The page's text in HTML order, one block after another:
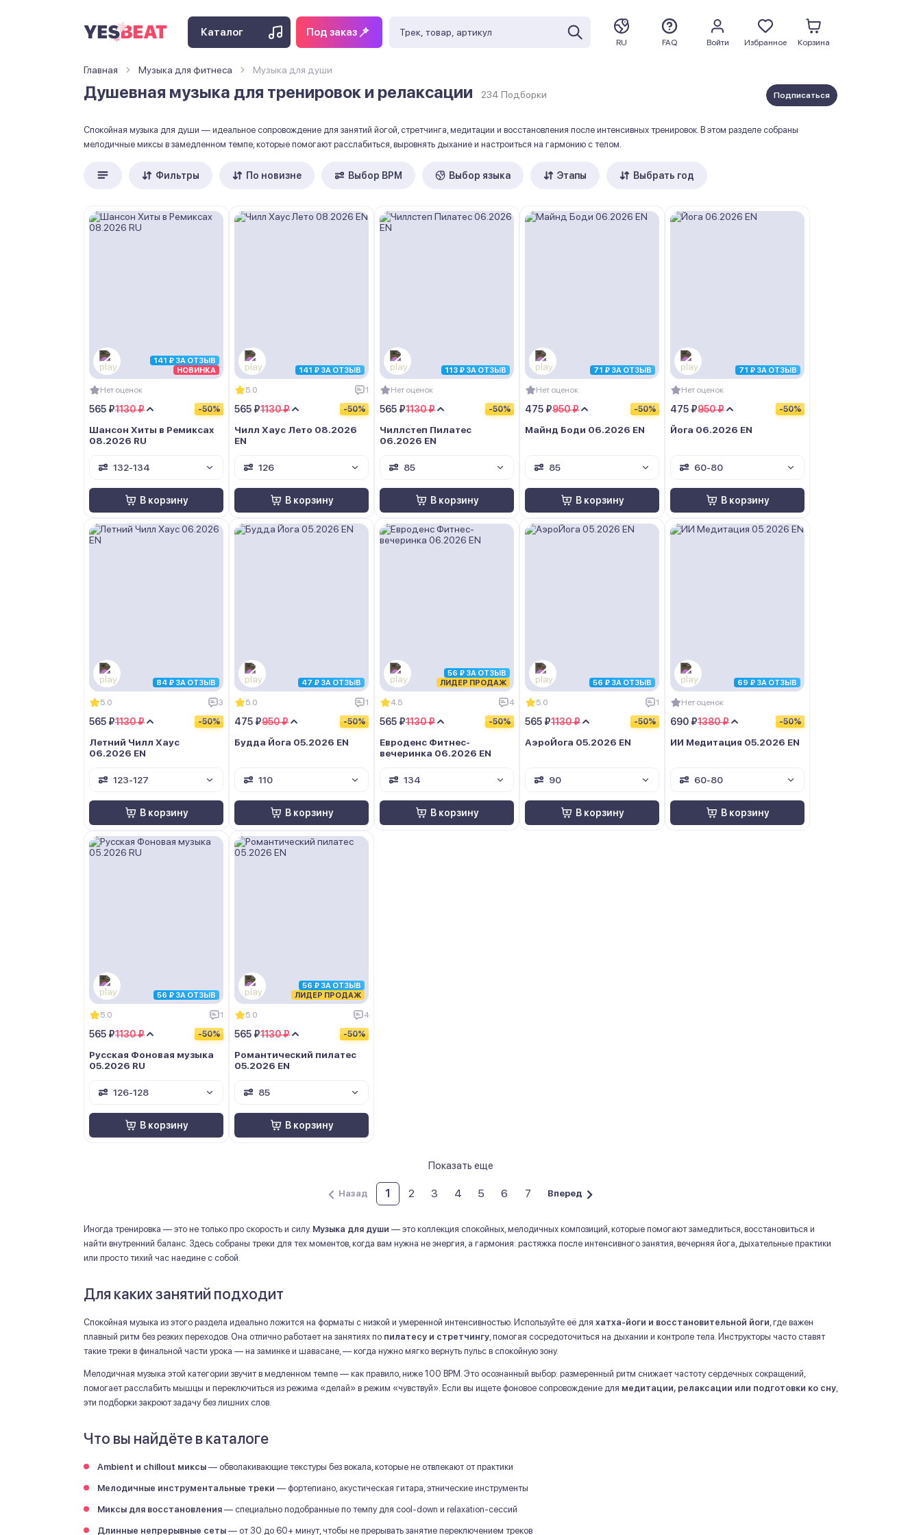
Каталог Под заказ
RU FAQ Войти Избранное Корзина
Главная Музыка для фитнеса Музыка для души
Душевная музыка для тренировок и релаксации 234 Подборки Подписаться
Спокойная музыка для души — идеальное сопровождение для занятий йогой, стретчинга, медитации и восстановления после интенсивных тренировок. В этом разделе собраны
мелодичные миксы в замедленном темпе, которые помогают расслабиться, выровнять дыхание и настроиться на гармонию с телом.
Фильтры По новизне Выбор ВРМ Выбор языка Этапы Выбрать год
141 ₽ ЗА ОТЗЫВ
НОВИНКА
Нет оценок
1130 ₽
565 ₽ -50%
Шансон Хиты в Ремиксах
08.2026 RU
132-134
В корзину
141 ₽ ЗА ОТЗЫВ
5.0 1
1130 ₽
565 ₽ -50%
Чилл Хаус Лето 08.2026
EN
126
В корзину
113 ₽ ЗА ОТЗЫВ
Нет оценок
1130 ₽
565 ₽ -50%
Чиллстеп Пилатес
06.2026 EN
85
В корзину
71 ₽ ЗА ОТЗЫВ
Нет оценок
950 ₽
475 ₽ -50%
Майнд Боди 06.2026 EN
85
В корзину
71 ₽ ЗА ОТЗЫВ
Нет оценок
950 ₽
475 ₽ -50%
Йога 06.2026 EN
60-80
В корзину
84 ₽ ЗА ОТЗЫВ
5.0 3
1130 ₽
565 ₽ -50%
Летний Чилл Хаус
06.2026 EN
123-127
В корзину
47 ₽ ЗА ОТЗЫВ
5.0 1
950 ₽
475 ₽ -50%
Будда Йога 05.2026 EN
110
В корзину
56 ₽ ЗА ОТЗЫВ
ЛИДЕР ПРОДАЖ
4.5 4
1130 ₽
565 ₽ -50%
Евроденс Фитнес-
вечеринка 06.2026 EN
134
В корзину
56 ₽ ЗА ОТЗЫВ
5.0 1
1130 ₽
565 ₽ -50%
АэроЙога 05.2026 EN
90
В корзину
69 ₽ ЗА ОТЗЫВ
Нет оценок
1380 ₽
690 ₽ -50%
ИИ Медитация 05.2026 EN
60-80
В корзину
56 ₽ ЗА ОТЗЫВ
5.0 1
1130 ₽
565 ₽ -50%
Русская Фоновая музыка
05.2026 RU
126-128
В корзину
56 ₽ ЗА ОТЗЫВ
ЛИДЕР ПРОДАЖ
5.0 4
1130 ₽
565 ₽ -50%
Романтический пилатес
05.2026 EN
85
В корзину
Показать еще
Назад 1 2 3 4 5 6 7 Вперед
Иногда тренировка — это не только про скорость и силу. Музыка для души — это коллекция спокойных, мелодичных композиций, которые помогают замедлиться, восстановиться и
найти внутренний баланс. Здесь собраны треки для тех моментов, когда вам нужна не энергия, а гармония: растяжка после интенсивного занятия, вечерняя йога, дыхательные практики
или просто тихий час наедине с собой.
Для каких занятий подходит
Спокойная музыка из этого раздела идеально ложится на форматы с низкой и умеренной интенсивностью. Используйте её для хатха-йоги и восстановительной йоги , где важен
плавный ритм без резких переходов. Она отлично работает на занятиях по пилатесу и стретчингу , помогая сосредоточиться на дыхании и контроле тела. Инструкторы часто ставят
такие треки в финальной части урока — на заминке и шавасане, — когда нужно мягко вернуть пульс в спокойную зону.
Мелодичная музыка этой категории звучит в медленном темпе — как правило, ниже 100 BPM. Это осознанный выбор: размеренный ритм снижает частоту сердечных сокращений,
помогает расслабить мышцы и переключиться из режима «делай» в режим «чувствуй». Если вы ищете фоновое сопровождение для медитации, релаксации или подготовки ко сну
эти подборки закроют задачу без лишних слов.
Что вы найдёте в каталоге
Ambient и chillout миксы — обволакивающие текстуры без вокала, которые не отвлекают от практики
Мелодичные инструментальные треки — фортепиано, акустическая гитара, этнические инструменты
Миксы для восстановления — специально подобранные по темпу для cool-down и relaxation-сессий
Длинные непрерывные сеты — от 30 до 60+ минут, чтобы не прерывать занятие переключением треков